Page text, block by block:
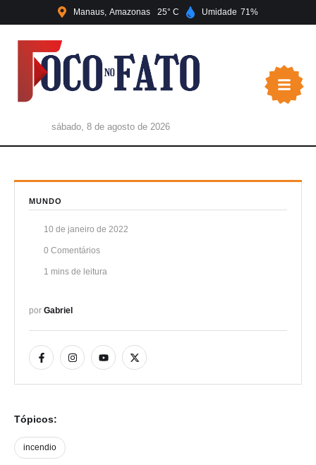
Manaus Amazonas 25 Umidade 71
sábado, 8 de agosto de 2026
MUNDO
10 de janeiro de 2022
0 Comentários
1 mins de leitura
por Gabriel
Tópicos:
incendio